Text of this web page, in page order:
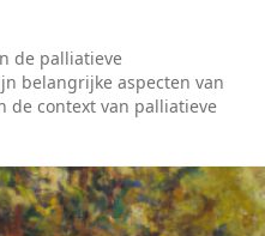
de palliatieve
belangrijke aspecten van
de context van palliatieve
van deze